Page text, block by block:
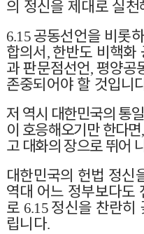
의 정신을 제대로 실
6.15 공동선언을 비롯
합의서, 한반도 비핵화
과 판문점선언, 평양공
존중되어야 할 것입니
저 역시 대한민국의 통
이 호응해오기만 한다면,
고 대화의 장으로 뛰어
대한민국의 헌법 정신
역대 어느 정부보다도
로 6.15 정신을 찬란히
립니다.